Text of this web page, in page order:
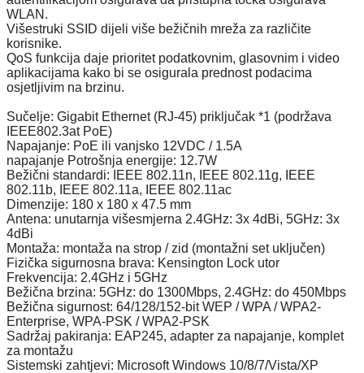
WLAN.
Višestruki SSID dijeli više bežičnih mreža za različite
korisnike.
QoS funkcija daje prioritet podatkovnim, glasovnim i video
aplikacijama kako bi se osigurala prednost podacima
osjetljivim na brzinu.
Sučelje: Gigabit Ethernet (RJ-45) priključak *1 (podržava
IEEE802.3at PoE)
Napajanje: PoE ili vanjsko 12VDC / 1.5A
napajanje Potrošnja energije: 12.7W
Bežični standardi: IEEE 802.11n, IEEE 802.11g, IEEE
802.11b, IEEE 802.11a, IEEE 802.11ac
Dimenzije: 180 x 180 x 47.5 mm
Antena: unutarnja višesmjerna 2.4GHz: 3x 4dBi, 5GHz: 3x
4dBi
Montaža: montaža na strop / zid (montažni set uključen)
Fizička sigurnosna brava: Kensington Lock utor
Frekvencija: 2.4GHz i 5GHz
Bežična brzina: 5GHz: do 1300Mbps, 2.4GHz: do 450Mbps
Bežična sigurnost: 64/128/152-bit WEP / WPA / WPA2-
Enterprise, WPA-PSK / WPA2-PSK
Sadržaj pakiranja: EAP245, adapter za napajanje, komplet
za montažu
Sistemski zahtjevi: Microsoft Windows 10/8/7/Vista/XP